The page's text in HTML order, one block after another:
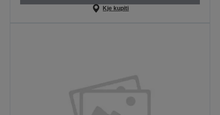
Kje kupiti